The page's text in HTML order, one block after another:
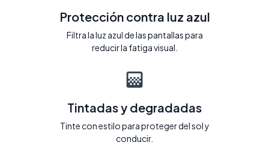
Protección contra luz azul
Filtra la luz azul de las pantallas para
reducir la fatiga visual.
Tintadas y degradadas
Tinte con estilo para proteger del sol y
conducir.